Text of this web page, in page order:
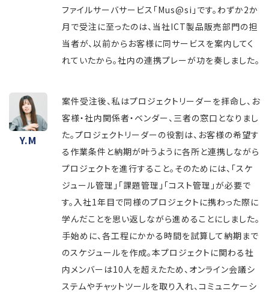
ファイルサーバサービス「Mus@si」です。わずか2か
月で受注に至ったのは、当社ICT製品販売部門の担
当者が、以前からお客様に同サービスを案内してく
れていたから。社内の連携プレーが功を奏しました。
Y.M
案件受注後、私はプロジェクトリーダーを拝命し、お
客様・社内関係者・ベンダー、三者の窓口となりまし
た。プロジェクトリーダーの役割は、お客様の希望す
る作業条件と納期が叶うように各所と連携しながら
プロジェクトを進行すること。そのためには、「スケ
ジュール管理」「課題管理」「コスト管理」が必要で
す。入社1年目で同様のプロジェクトに携わった際に
学んだことを思い返しながら進めることにしました。
手始めに、各工程にかかる時間を試算して納期まで
のスケジュールを作成。本プロジェクトに関わる社
内メンバーは10人を超えたため、オンライン会議シ
ステムやチャットツールを取り入れ、コミュニケーシ